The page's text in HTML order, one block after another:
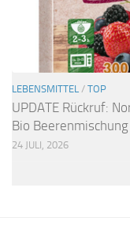
LEBENSMITTEL / TOP
UPDATE Rückruf:
Bio
24 JULI, 2026